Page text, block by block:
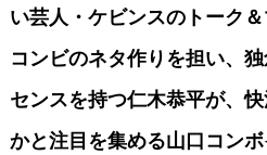
い芸人・ケビンスのトーク＆
コンビのネタ作りを担い、
センスを持つ仁木恭平が、
かと注目を集める山口コン